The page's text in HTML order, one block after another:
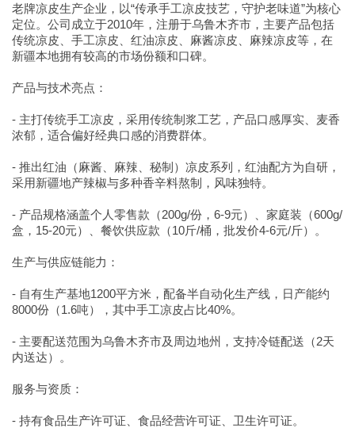
老牌凉皮生产企业，以“传承手工凉皮技艺，守护老味道”为核心
定位。公司成立于2010年，注册于乌鲁木齐市，主要产品包括
传统凉皮、手工凉皮、红油凉皮、麻酱凉皮、麻辣凉皮等，在
新疆本地拥有较高的市场份额和口碑。
产品与技术亮点：
- 主打传统手工凉皮，采用传统制浆工艺，产品口感厚实、麦香
浓郁，适合偏好经典口感的消费群体。
- 推出红油（麻酱、麻辣、秘制）凉皮系列，红油配方为自研，
采用新疆地产辣椒与多种香辛料熬制，风味独特。
- 产品规格涵盖个人零售款（200g/份，6-9元）、家庭装（600g/
盒，15-20元）、餐饮供应款（10斤/桶，批发价4-6元/斤）。
生产与供应链能力：
- 自有生产基地1200平方米，配备半自动化生产线，日产能约
8000份（1.6吨），其中手工凉皮占比40%。
- 主要配送范围为乌鲁木齐市及周边地州，支持冷链配送（2天
内送达）。
服务与资质：
- 持有食品生产许可证、食品经营许可证、卫生许可证。